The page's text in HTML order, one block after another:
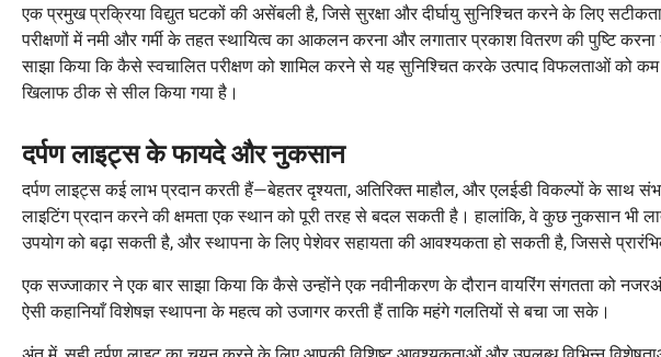
एक प्रमुख प्रक्रिया विद्युत घटकों की असेंबली है, जिसे सुरक्षा और दीर्घायु सुनिश्चित करने के लिए
परीक्षणों में नमी और गर्मी के तहत स्थायित्व का आकलन करना और लगातार प्रकाश वितरण की पुष्टि करना
साझा किया कि कैसे स्वचालित परीक्षण को शामिल करने से यह सुनिश्चित करके उत्पाद विफलताओं को
खिलाफ ठीक से सील किया गया है।
दर्पण लाइट्स के फायदे और नुकसान
दर्पण लाइट्स कई लाभ प्रदान करती हैं—बेहतर दृश्यता, अतिरिक्त माहौल, और एलईडी विकल्पों के साथ
लाइटिंग प्रदान करने की क्षमता एक स्थान को पूरी तरह से बदल सकती है। हालांकि, वे कुछ नुकसान भी
उपयोग को बढ़ा सकती है, और स्थापना के लिए पेशेवर सहायता की आवश्यकता हो सकती है, जिससे
एक सज्जाकार ने एक बार साझा किया कि कैसे उन्होंने एक नवीनीकरण के दौरान वायरिंग संगतता को
ऐसी कहानियाँ विशेषज्ञ स्थापना के महत्व को उजागर करती हैं ताकि महंगे गलतियों से बचा जा सके।